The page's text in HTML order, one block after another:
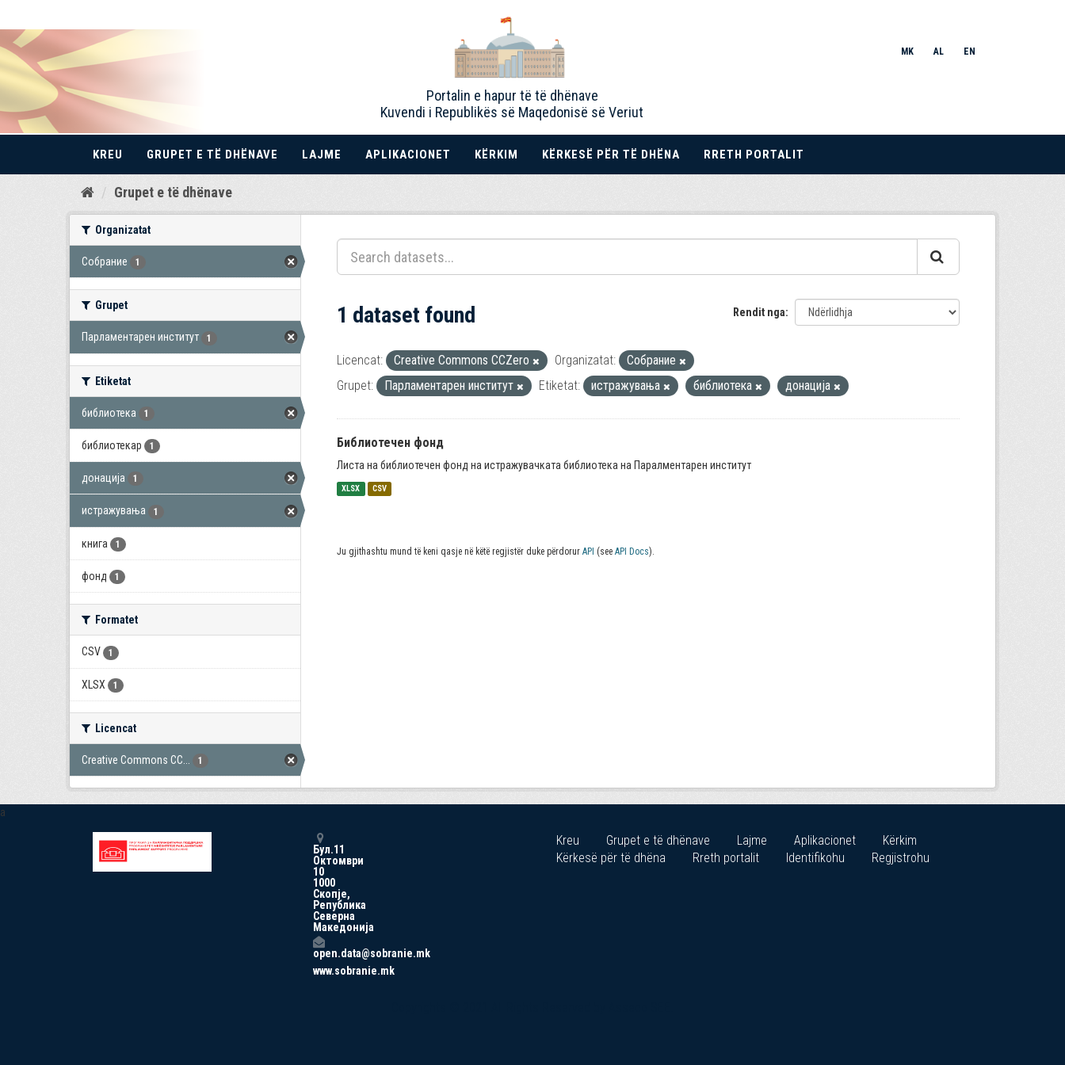
Kalo
Portalin e hapur të të dhënave
Kuvendi i Republikës së Maqedonisë së Veriut
MK AL EN
KREU GRUPET E TË DHËNAVE LAJME APLIKACIONET KËRKIM KËRKESË PËR TË DHËNA RRETH PORTALIT
Grupet e të dhënave
Organizatat
Собрание 1
Grupet
Парламентарен институт 1
Etiketat
библиотека 1
библиотекар 1
донација 1
истражувања 1
книга 1
фонд 1
Formatet
CSV 1
XLSX 1
Licencat
Creative Commons CC... 1
Rendit nga
1 dataset found
Licencat: Creative Commons CCZero Organizatat:
Собрание
Grupet:
Парламентарен институт Etiketat: истражувања библиотека донација
Библиотечен фонд
Листа на библиотечен фонд на истражувачката библиотека на Паралментарен институт
XLSX CSV
Ju gjithashtu mund të keni qasje në këtë regjistër duke përdorur API (see API Docs).
a
Бул.11
Октомври
10
1000
Скопје,
Република
Северна
Македонија
open.data@sobranie.mk
www.sobranie.mk
Kreu Grupet e të dhënave Lajme Aplikacionet
Kërkim
Kërkesë për të dhëna
Rreth portalit Identifikohu Regjistrohu